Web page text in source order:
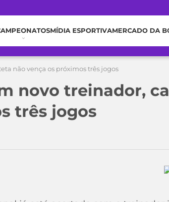
MÍDIA ESPORTIVAMERCADO DA
não vença os próximos três jogos
novo treinador,
três jogos